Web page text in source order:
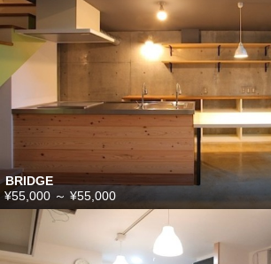
BRIDGE
¥55,000 ～ ¥55,000